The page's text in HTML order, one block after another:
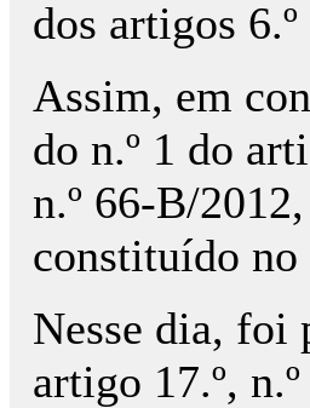
dos artigos
Assim, em
do n.º 1 do
n.º 66-B/
constituído no
Nesse dia, foi
artigo 17.º,